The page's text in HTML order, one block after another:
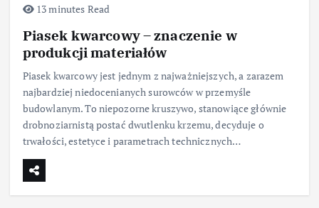
13 minutes Read
Piasek kwarcowy – znaczenie w
produkcji materiałów
Piasek kwarcowy jest jednym z najważniejszych, a zarazem
najbardziej niedocenianych surowców w przemyśle
budowlanym. To niepozorne kruszywo, stanowiące głównie
drobnoziarnistą postać dwutlenku krzemu, decyduje o
trwałości, estetyce i parametrach technicznych…